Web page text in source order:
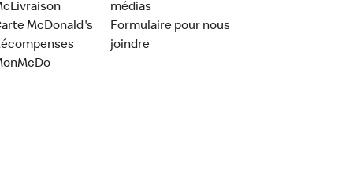
McDonald's
médias
Formulaire pour nous
joindre